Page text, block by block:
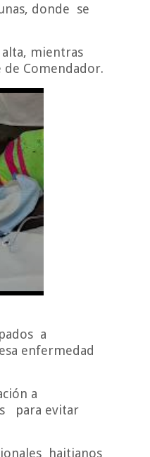
donde se
mientras
de Comendador.
a
esa enfermedad
a
para evitar
haitianos